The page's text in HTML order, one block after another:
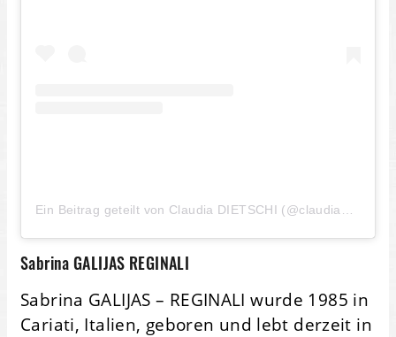
Sabrina GALIJAS REGINALI
Sabrina GALIJAS – REGINALI wurde 1985 in
Cariati, Italien, geboren und lebt derzeit in